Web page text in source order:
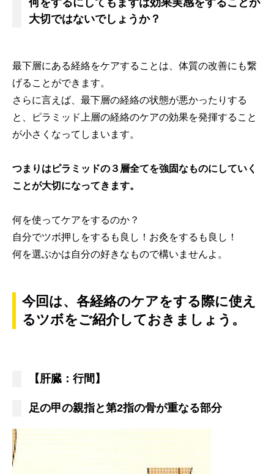
大切ではないでしょうか？
最下層にある経絡をケアすることは、体質の改善にも繋
げることができます。
さらに言えば、最下層の経絡の状態が悪かったりする
と、ピラミッド上層の経絡のケアの効果を発揮すること
が小さくなってしまいます。
つまりはピラミッドの３層全てを強固なものにしていく
ことが大切になってきます。
何を使ってケアをするのか？
自分でツボ押しをするも良し！お灸をするも良し！
何を選ぶかは自分の好きなもので構いませんよ。
今回は、各経絡のケアをする際に使え
るツボをご紹介しておきましょう。
【肝臓：行間】
足の甲の親指と第2指の骨が重なる部分